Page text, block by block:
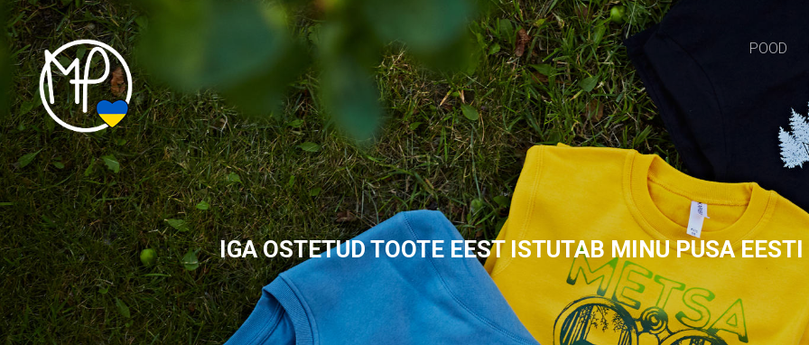
POOD
IGA OSTETUD TOOTE EESTISTUTAB MINU PUSA EESTI